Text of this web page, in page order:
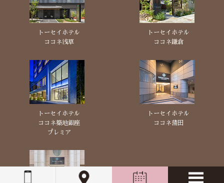
トーセイホテル
ココネ浅草
トーセイホテル
ココネ鎌倉
トーセイホテル
ココネ築地銀座
プレミア
トーセイホテル
ココネ蒲田